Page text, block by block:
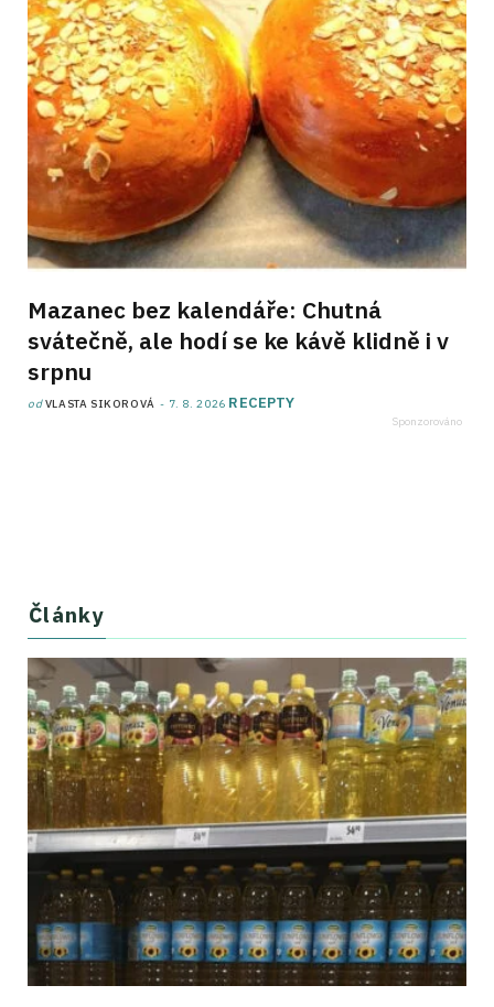
Mazanec bez kalendáře: Chutná
svátečně, ale hodí se ke kávě klidně i v
srpnu
odVLASTA SIKOROVÁ 7. 8. 2026 RECEPTY
Články